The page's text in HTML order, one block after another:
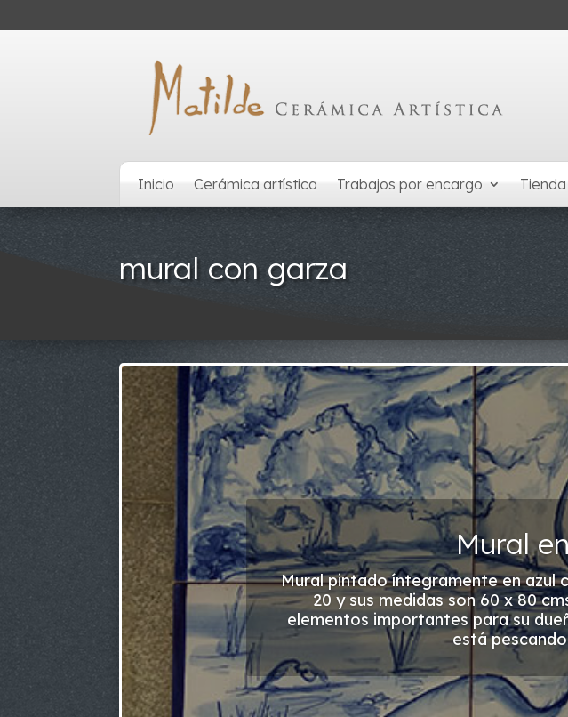
Inicio Cerámica artística Trabajos por encargo Tienda
mural con garza
Mural
Mural pintado íntegramente en azul
20 y sus medidas son 60 x 80
elementos importantes para su
está